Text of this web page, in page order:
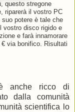
questo stregone
riparerà il vostro PC
potere è tale che
vostro disco rigido e
e farà innamorare
via bonifico. Risultati
è anche ricco di
dalla comunità
scientifica lo